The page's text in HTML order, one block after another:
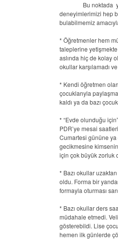
Bu noktada
deneyimlerimizi hep
bulabilmemiz
* Öğretmenler hem
taleplerine yetişmekte
aslında hiç de kolay
okullar karşılamadı
* Kendi öğretmen
çocuklarıyla
kaldı ya da bazı
* “Evde olunduğu
PDR’ye mesai
Cumartesi gününe
gecikmesine
için çok büyük zorluk
* Bazı okullar
oldu. Forma bir
formayla oturması
* Bazı okullar ders
müdahale etmedi.
gösterebildi. Lise
hemen ilk günlerde